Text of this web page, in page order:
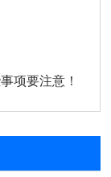
项要注意！